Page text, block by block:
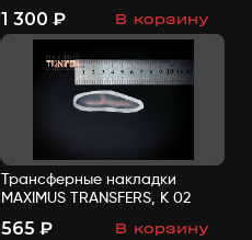
1 300 ₽ В корзину
- +
Трансферные накладки
MAXIMUS TRANSFERS, К 02
565 ₽ В корзину
- +